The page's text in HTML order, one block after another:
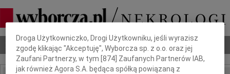
Nekrologi Odeszli Poradnik pogrzebowy
Dbamy o Twoją prywatność
Droga Użytkowniczko, Drogi Użytkowniku, jeśli wyrazisz
zgodę klikając "Akceptuję", Wyborcza sp. z o.o. oraz jej
Zaufani Partnerzy, w tym [874 ] Zaufanych Partnerów IAB,
jak również Agora S.A. będąca spółką powiązaną z